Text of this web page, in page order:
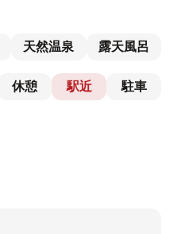
天然温泉 露天風呂
休憩 駅近 駐車